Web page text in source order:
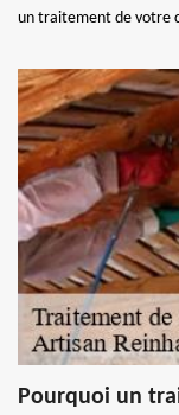
un traitement de votre
Pourquoi un